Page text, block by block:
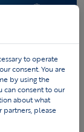
& HELP OFFERTE
to operate
consent. You are
by using the
can consent to our
about what
please